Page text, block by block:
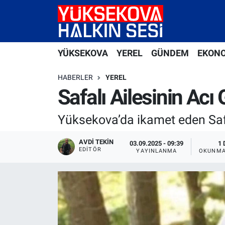
YÜKSEKOVA YEREL GÜNDEM
HABERLER YEREL
Safalı Ailesinin Acı
Yüksekova’da ikamet eden
AVDI TEKIN
EDITÖR
03.09.2025 - 09:39
YAYINLANMA
1
Yüksekova Nöbetçi Eczaneler
Yüksekova Trafik Yoğunluk Haritası
Süper Lig Puan Durumu ve Fikstür
Tüm Manşetler
Haber Arşivi